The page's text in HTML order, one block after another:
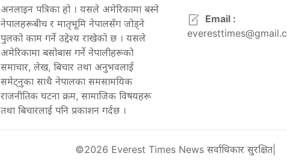
अनलाइन पत्रिका हो । यसले अमेरिकामा बस्ने
नेपालहरूबीच र मातृभूमि नेपालसँग जोड्ने
पुलको काम गर्ने उद्देश्य राखेको छ । यसले
अमेरिकामा बसोबास गर्ने नेपालीहरूको
समाचार, लेख, बिचार तथा अनुभवलाई
समेट्नुका साथै नेपालका समसामयिक
राजनीतिक घटना क्रम, सामाजिक विषयहरू
तथा बिचारलाई पनि प्रकाशन गर्दछ ।
Email :
©2026 Everest Times News सर्वाधिकार सुरक्षित|